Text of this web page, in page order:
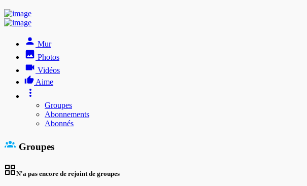
Mur
Photos
Vidéos
Aime
Groupes
Abonnements
Abonnés
Groupes
N'a pas encore de rejoint de groupes